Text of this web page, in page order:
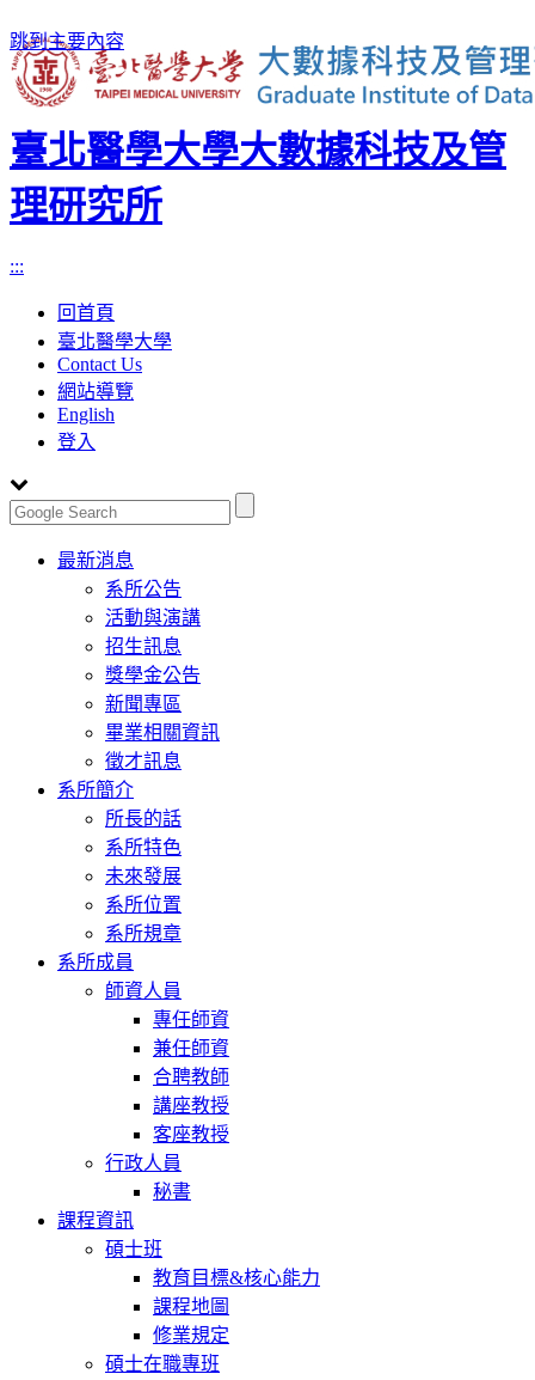
跳到主要內容
臺北醫學大學大數據科技及管
理研究所
:::
回首頁
臺北醫學大學
Contact Us
網站導覽
English
登入
Toggle
navigation
最新消息
系所公告
活動與演講
招生訊息
獎學金公告
新聞專區
畢業相關資訊
徵才訊息
系所簡介
所長的話
系所特色
未來發展
系所位置
系所規章
系所成員
師資人員
專任師資
兼任師資
合聘教師
講座教授
客座教授
行政人員
秘書
課程資訊
碩士班
教育目標&核心能力
課程地圖
修業規定
碩士在職專班